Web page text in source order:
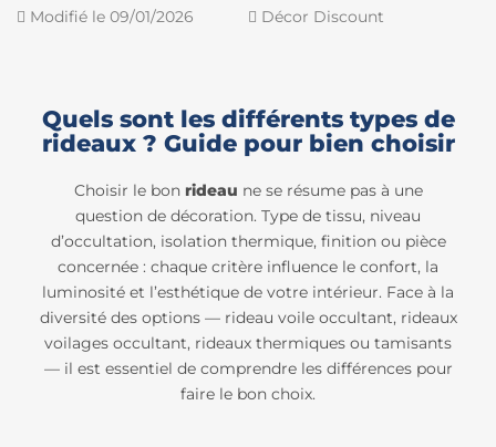
Modifié le 09/01/2026 Décor Discount
Quels sont les différents types de
rideaux ? Guide pour bien choisir
Choisir le bon rideau ne se résume pas à une
question de décoration. Type de tissu, niveau
d’occultation, isolation thermique, finition ou pièce
concernée : chaque critère influence le confort, la
luminosité et l’esthétique de votre intérieur. Face à la
diversité des options — rideau voile occultant, rideaux
voilages occultant, rideaux thermiques ou tamisants
— il est essentiel de comprendre les différences pour
faire le bon choix.